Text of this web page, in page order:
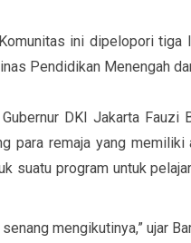
ini dipelopori tiga
Pendidikan Menengah
DKI Jakarta Fauzi
para remaja yang
suatu program untuk
mengikutinya,” ujar